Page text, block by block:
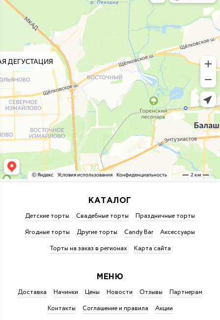
КАТАЛОГ
Детские торты Свадебные торты
Праздничные торты
Ягодные торты
Другие торты Candy Bar
Аксессуары
Торты на заказ в регионах
Карта сайта
МЕНЮ
Доставка Начинки Цены Новости Отзывы
Партнерам
Контакты
Соглашение и правила Акции